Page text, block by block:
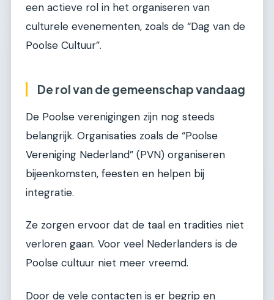
een actieve rol in het organiseren van
culturele evenementen, zoals de “Dag van de
Poolse Cultuur”.
De rol van de gemeenschap vandaag
De Poolse verenigingen zijn nog steeds
belangrijk. Organisaties zoals de “Poolse
Vereniging Nederland” (PVN) organiseren
bijeenkomsten, feesten en helpen bij
integratie.
Ze zorgen ervoor dat de taal en tradities niet
verloren gaan. Voor veel Nederlanders is de
Poolse cultuur niet meer vreemd.
Door de vele contacten is er begrip en